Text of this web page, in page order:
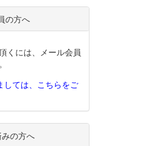
の方へ
くには、メール会員
しては、こちらをご
の方へ